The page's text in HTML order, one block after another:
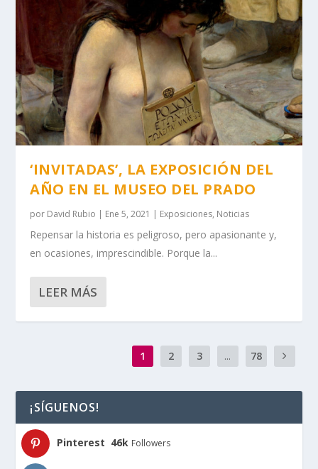
‘INVITADAS’, LA EXPOSICIÓN DEL
AÑO EN EL MUSEO DEL PRADO
por David Rubio | Ene 5, 2021 | Exposiciones, Noticias
Repensar la historia es peligroso, pero apasionante y,
en ocasiones, imprescindible. Porque la...
LEER MÁS
1 2 3 ... 78
¡SÍGUENOS!
Pinterest 46k Followers